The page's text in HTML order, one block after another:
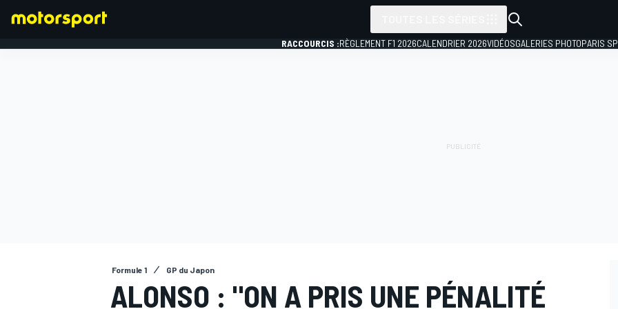
RACCOURCIS :RÈGLEMENT F1 2026CALENDRIER 2026VIDÉOSGALERIES PHOTOPARIS
Formule 1 GP du Japon
ALONSO : "ON A PRIS UNE PÉNALITÉ